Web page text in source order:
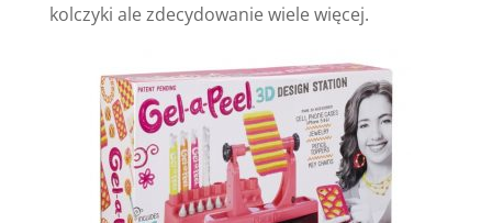
kolczyki ale zdecydowanie wiele więcej.